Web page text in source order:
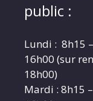
public :
Lundi : 8h15
16h00 (sur
18h00)
Mardi : 8h15